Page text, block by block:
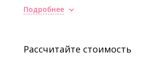
Повышение квалификации
Подробнее
Рассчитайте стоимость